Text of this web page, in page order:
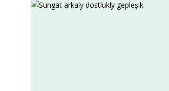
Ykdysadyýet